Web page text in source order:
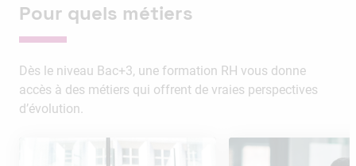
Pour quels métiers
Dès le niveau Bac+3, une formation RH vous donne
accès à des métiers qui offrent de vraies perspectives
d’évolution.